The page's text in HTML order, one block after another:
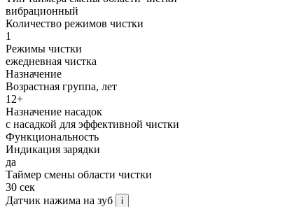
вибрационный
Количество режимов чистки
1
Режимы чистки
ежедневная чистка
Назначение
Возрастная группа, лет
12+
Назначение насадок
с насадкой для эффективной чистки
Функциональность
Индикация зарядки
да
Таймер смены области чистки
30 сек
Датчик нажима на зуб
i